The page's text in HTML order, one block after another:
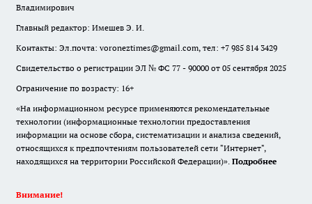
Владимирович
Главный редактор: Имешев Э. И.
Контакты: Эл.почта: voroneztimes@gmail.com, тел: +7 985 814 3429
Свидетельство о регистрации ЭЛ № ФС 77 - 90000 от 05 сентября 2025
Ограничение по возрасту: 16+
«На информационном ресурсе применяются рекомендательные
технологии (информационные технологии предоставления
информации на основе сбора, систематизации и анализа сведений,
относящихся к предпочтениям пользователей сети "Интернет",
находящихся на территории Российской Федерации)». Подробнее
Внимание!